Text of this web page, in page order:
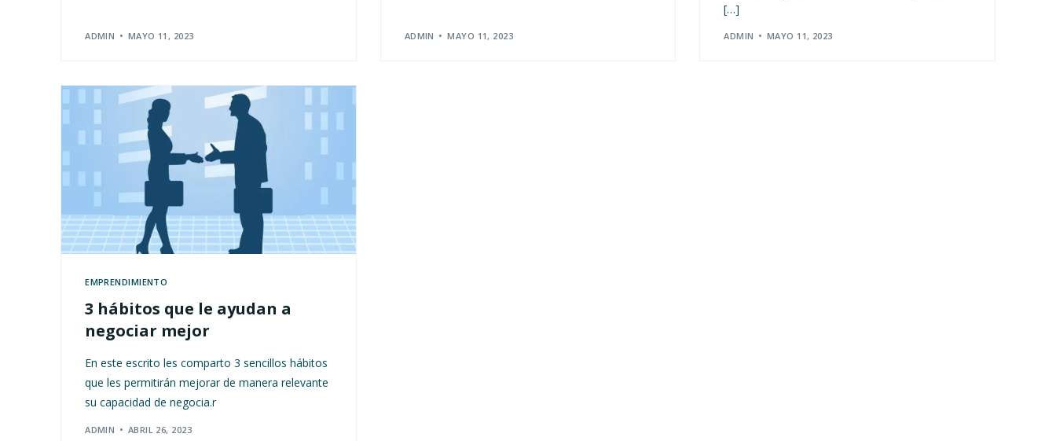
ADMIN MAYO 11, 2023 ADMIN MAYO 11, 2023
[…]
ADMIN MAYO 11, 2023
EMPRENDIMIENTO
3 hábitos que le ayudan a
negociar mejor
En este escrito les comparto 3 sencillos hábitos
que les permitirán mejorar de manera relevante
su capacidad de negocia.r
ADMIN ABRIL 26, 2023